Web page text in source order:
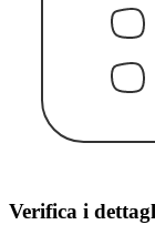
Verifica i